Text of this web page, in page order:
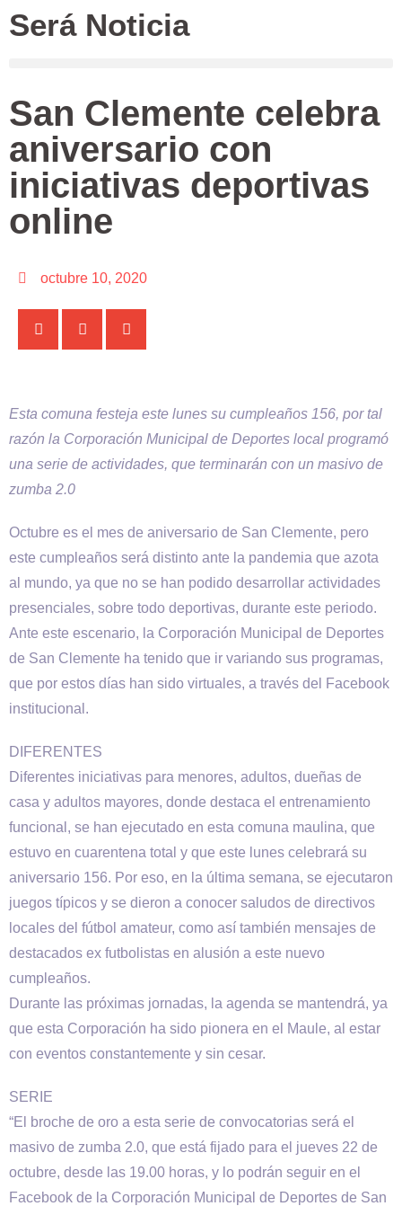
Será Noticia
San Clemente celebra
aniversario con
iniciativas deportivas
online
octubre 10, 2020
Esta comuna festeja este lunes su cumpleaños 156, por tal
razón la Corporación Municipal de Deportes local programó
una serie de actividades, que terminarán con un masivo de
zumba 2.0
Octubre es el mes de aniversario de San Clemente, pero
este cumpleaños será distinto ante la pandemia que azota
al mundo, ya que no se han podido desarrollar actividades
presenciales, sobre todo deportivas, durante este periodo.
Ante este escenario, la Corporación Municipal de Deportes
de San Clemente ha tenido que ir variando sus programas,
que por estos días han sido virtuales, a través del Facebook
institucional.
DIFERENTES
Diferentes iniciativas para menores, adultos, dueñas de
casa y adultos mayores, donde destaca el entrenamiento
funcional, se han ejecutado en esta comuna maulina, que
estuvo en cuarentena total y que este lunes celebrará su
aniversario 156. Por eso, en la última semana, se ejecutaron
juegos típicos y se dieron a conocer saludos de directivos
locales del fútbol amateur, como así también mensajes de
destacados ex futbolistas en alusión a este nuevo
cumpleaños.
Durante las próximas jornadas, la agenda se mantendrá, ya
que esta Corporación ha sido pionera en el Maule, al estar
con eventos constantemente y sin cesar.
SERIE
“El broche de oro a esta serie de convocatorias será el
masivo de zumba 2.0, que está fijado para el jueves 22 de
octubre, desde las 19.00 horas, y lo podrán seguir en el
Facebook de la Corporación Municipal de Deportes de San